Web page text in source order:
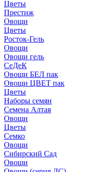
Цветы
Престиж
Овощи
Цветы
Росток-Гель
Овощи
Овощи гель
СеДеК
Овощи БЕЛ пак
Овощи ЦВЕТ пак
Цветы
Наборы семян
Семена Алтая
Овощи
Цветы
Семко
Овощи
Сибирский Сад
Овощи